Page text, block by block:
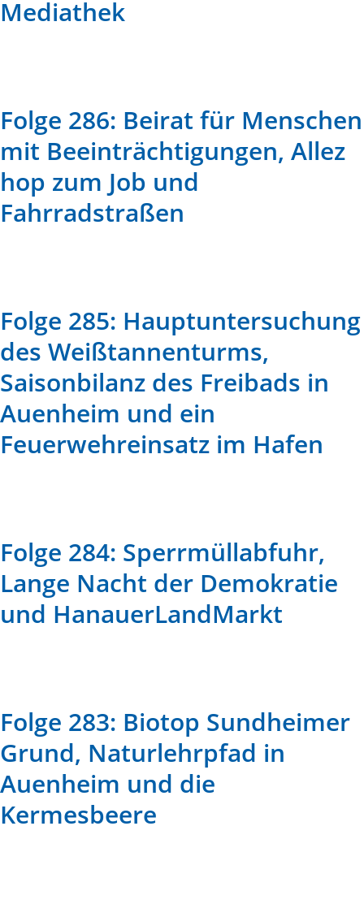
Mediathek
Folge 286: Beirat für Menschen
mit Beeinträchtigungen, Allez
hop zum Job und
Fahrradstraßen
Folge 285: Hauptuntersuchung
des Weißtannenturms,
Saisonbilanz des Freibads in
Auenheim und ein
Feuerwehreinsatz im Hafen
Folge 284: Sperrmüllabfuhr,
Lange Nacht der Demokratie
und HanauerLandMarkt
Folge 283: Biotop Sundheimer
Grund, Naturlehrpfad in
Auenheim und die
Kermesbeere